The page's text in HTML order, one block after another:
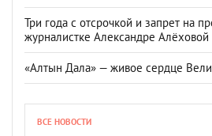
Три года с отсрочкой и запрет на
журналистке Александре Алёховой
«Алтын Дала» — живое сердце
ВСЕ НОВОСТИ